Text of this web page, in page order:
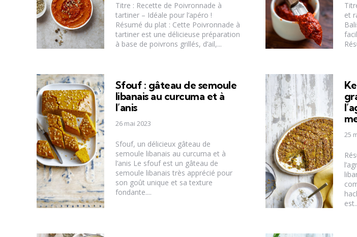
Titre : Recette de Poivronnade à
tartiner – Idéale pour l’apéro !
Résumé du plat : Cette Poivronnade à
tartiner est une délicieuse préparation
à base de poivrons grillés, d’ail,...
et
Sfouf : gâteau de semoule
libanais au curcuma et à
l’anis
26 mai 2023
Sfouf, un délicieux gâteau de
semoule libanais au curcuma et à
l’anis Le sfouf est un gâteau de
semoule libanais très apprécié pour
son goût unique et sa texture
fondante....
25